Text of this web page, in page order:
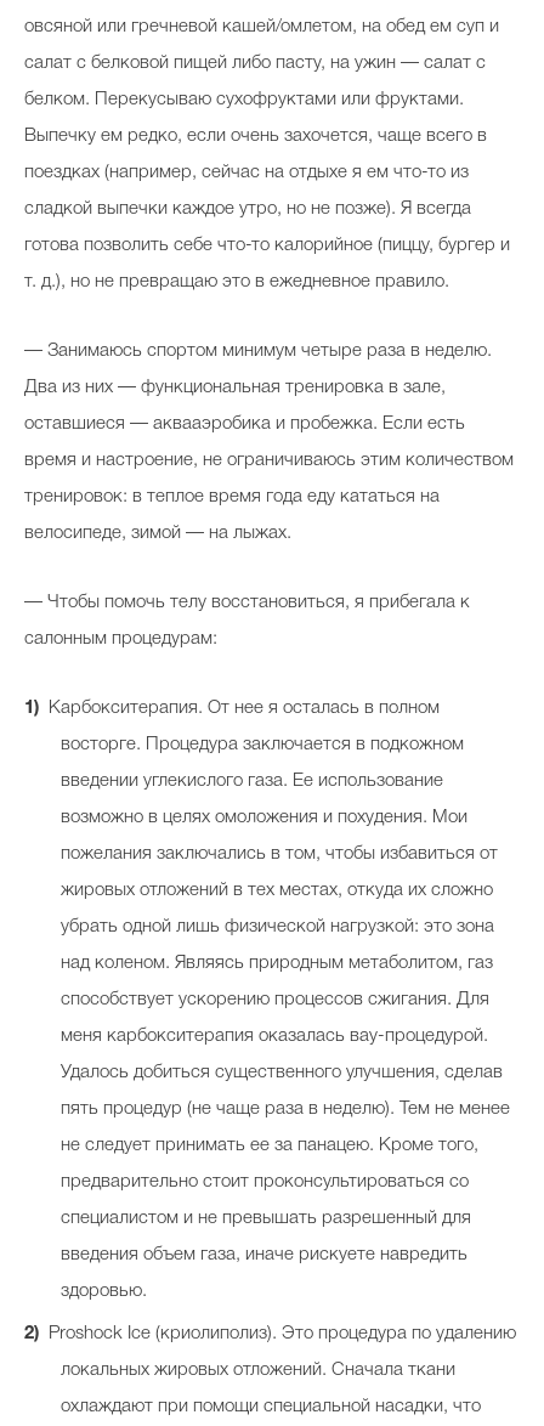
овсяной или гречневой кашей/омлетом, на обед ем суп и
салат с белковой пищей либо пасту, на ужин — салат с
белком. Перекусываю сухофруктами или фруктами.
Выпечку ем редко, если очень захочется, чаще всего в
поездках (например, сейчас на отдыхе я ем что-то из
сладкой выпечки каждое утро, но не позже). Я всегда
готова позволить себе что-то калорийное (пиццу, бургер и
т. д.), но не превращаю это в ежедневное правило.
— Занимаюсь спортом минимум четыре раза в неделю.
Два из них — функциональная тренировка в зале,
оставшиеся — аквааэробика и пробежка. Если есть
время и настроение, не ограничиваюсь этим количеством
тренировок: в теплое время года еду кататься на
велосипеде, зимой — на лыжах.
— Чтобы помочь телу восстановиться, я прибегала к
салонным процедурам:
Карбокситерапия. От нее я осталась в полном
восторге. Процедура заключается в подкожном
введении углекислого газа. Ее использование
возможно в целях омоложения и похудения. Мои
пожелания заключались в том, чтобы избавиться от
жировых отложений в тех местах, откуда их сложно
убрать одной лишь физической нагрузкой: это зона
над коленом. Являясь природным метаболитом, газ
способствует ускорению процессов сжигания. Для
меня карбокситерапия оказалась вау-процедурой.
Удалось добиться существенного улучшения, сделав
пять процедур (не чаще раза в неделю). Тем не менее
не следует принимать ее за панацею. Кроме того,
предварительно стоит проконсультироваться со
специалистом и не превышать разрешенный для
введения объем газа, иначе рискуете навредить
здоровью.
Proshock Ice (криолиполиз). Это процедура по удалению
локальных жировых отложений. Сначала ткани
охлаждают при помощи специальной насадки, что